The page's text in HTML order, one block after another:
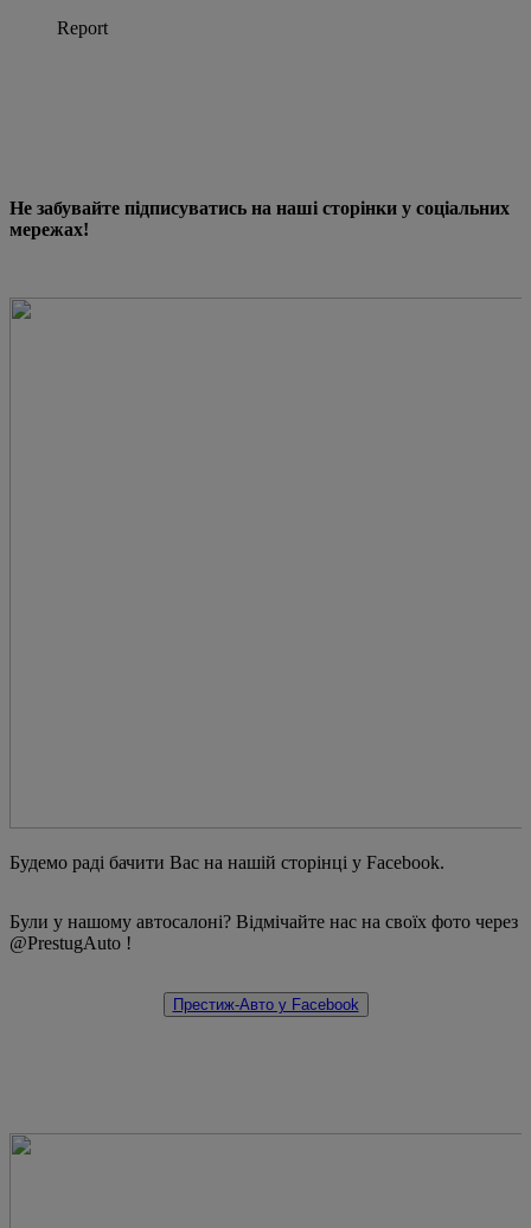
Не забувайте підписуватись на наші сторінки у соціальних
мережах!
Будемо раді бачити Вас на нашій сторінці у Facebook.
Були у нашому автосалоні? Відмічайте нас на своїх фото через
@PrestugAuto !
Престиж-Авто у Facebook